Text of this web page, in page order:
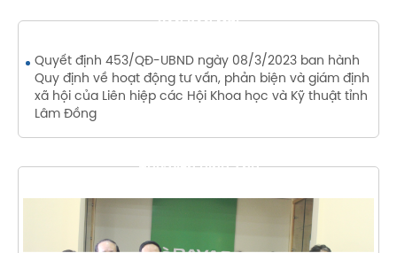
VĂN BẢN MỚI
Quyết định 453/QĐ-UBND ngày 08/3/2023 ban hành
Quy định về hoạt động tư vấn, phản biện và giám định
xã hội của Liên hiệp các Hội Khoa học và Kỹ thuật tỉnh
Lâm Đồng
THƯ VIỆN HÌNH ẢNH